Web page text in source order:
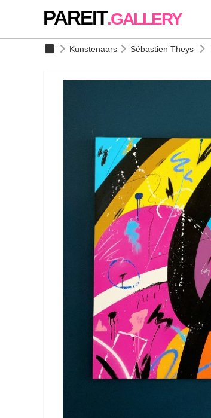
PAREIT.GALLERY
Kunstenaars Sébastien Theys